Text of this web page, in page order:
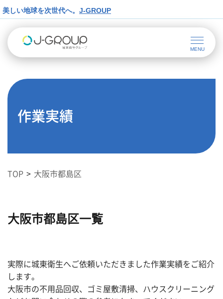
美しい地球を次世代へ。 J-GROUP
作業実績
TOP 大阪市都島区
大阪市都島区一覧
実際に城東衛生へご依頼いただきました作業実績をご紹介
します。
大阪市の不用品回収、ゴミ屋敷清掃、ハウスクリーニング